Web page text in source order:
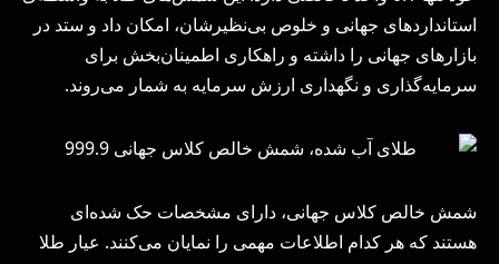
استانداردهای جهانی و خلوص بی‌نظیرشان، امکان داد و ستد در
بازارهای جهانی را داشته و راهکاری اطمینان‌بخش برای
سرمایه‌گذاری و نگهداری ارزش سرمایه به شمار می‌روند.
شمش خالص کلاس جهانی، دارای مشخصات حک شده‌ای
هستند که هر کدام اطلاعات مهمی را نمایان می‌کنند. عیار طلا